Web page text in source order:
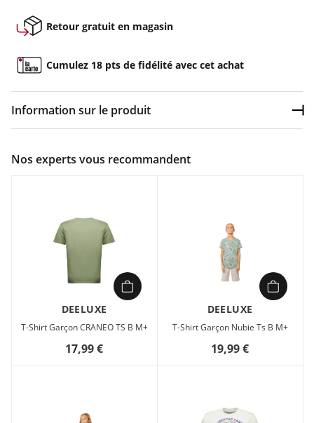
Retour gratuit en magasin
Cumulez 18 pts de fidélité avec cet achat
Information sur le produit
compromis ? Le RICHBEAR en coton 100 % est conçu pour les
journées actives, où la douceur et la respirabilité font la
différence. Sa coupe droite et son col rond offrent une liberté
de mouvement parfaite pour jouer, courir ou simplement
profiter de l’été. L’imprimé graphique, un ours stylisé aux
accents vintage, apporte une touche d’originalité à ses tenues
décontractées.
moderne, adapté à toutes les occasions. Un basique
intemporel, facile à porter et à entretenir, pour un quotidien
Nos experts vous recommandent
DEELUXE
T-Shirt Garçon CRANEO TS B M+
17,99 €
DEELUXE
T-Shirt Garçon Nubie Ts B M+
19,99 €